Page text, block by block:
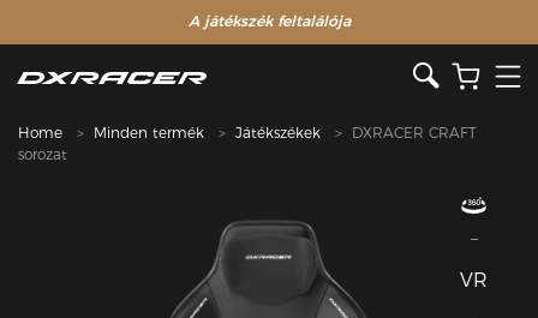
A játékszék feltalálója
Home Minden termék Játékszékek
DXRACER CRAFT
sorozat
VR